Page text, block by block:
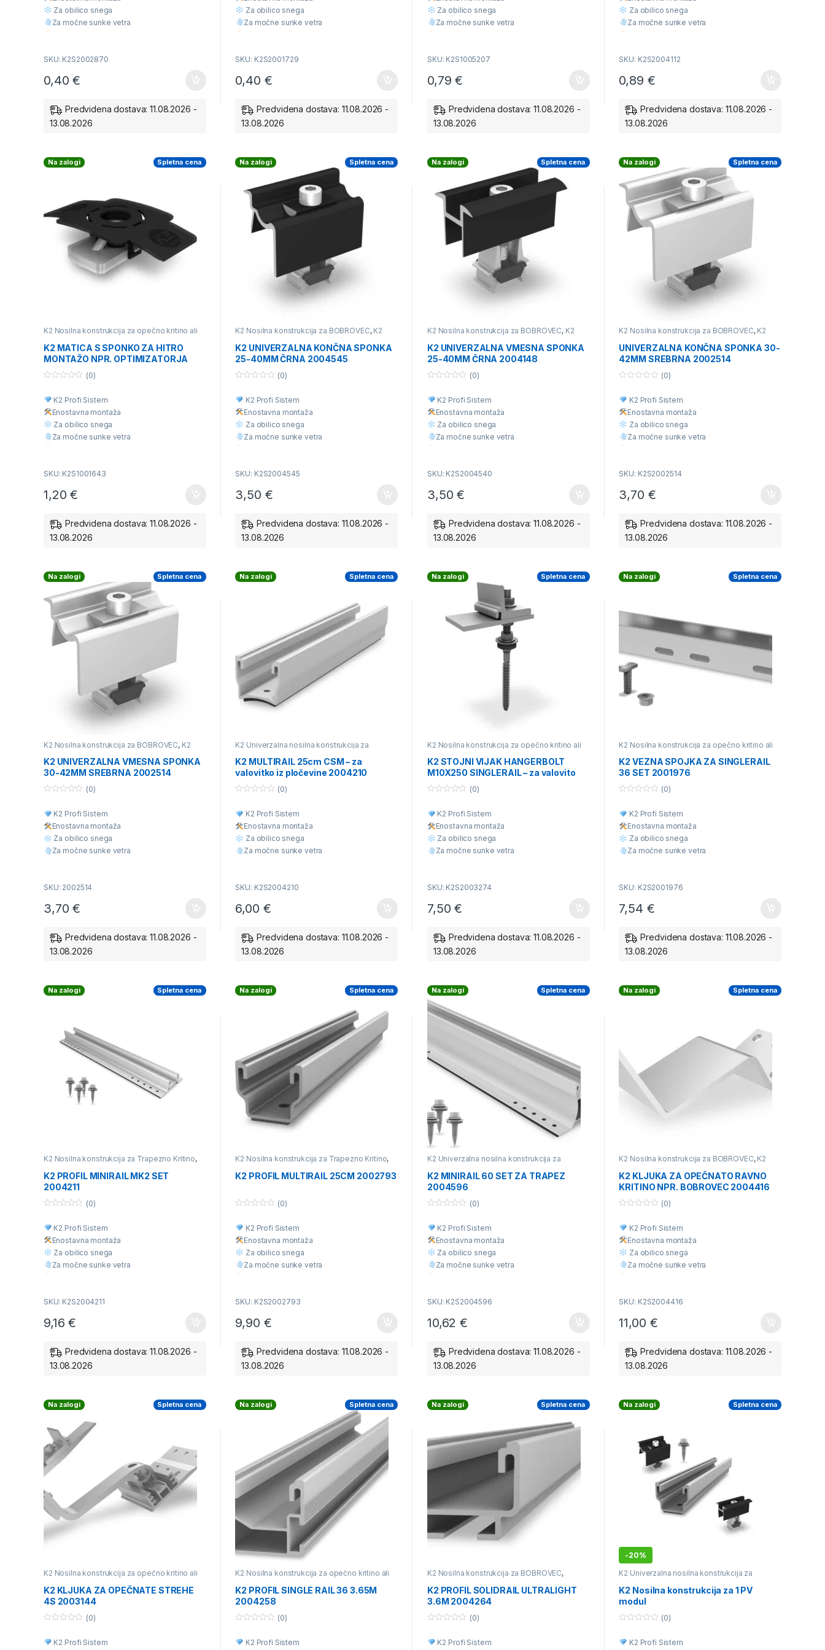
f
5
Za obilico snega
Za močne sunke vetra
SKU: K2S2002870
0,40€
Predvidena dostava: 11.08.2026 -
13.08.2026
f
5
Za obilico snega
Za močne sunke vetra
SKU: K2S2001729
0,40 €
Predvidena dostava: 11.08.2026 -
13.08.2026
f
5
Za obilico snega
Za močne sunke vetra
SKU: K2S1005207
0,79€
Predvidena dostava: 11.08.2026 -
13.08.2026
f
5
Za obilico snega
Za močne sunke vetra
SKU: K2S2004112
0,89 €
Predvidena dostava: 11.08.2026 -
13.08.2026
Na zalogi Spletna cena
K2 Nosilna konstrukcija za opečno kritino ali
K2 Nosilna konstrukcija za
ravne strehe - sika,K2 Nosilna konstrukcija za
valovito kritino,K2 Univerzalna nosilna
konstrukcija za različne vrste kritine,
K2 MATICA S SPONKO ZA HITRO
MONTAŽO NPR. OPTIMIZATORJA
(INOX) 1001643
u
o
f
5
(0)
K2 Profi Sistem
Enostavna montaža
Za obilico snega
Za močne sunke vetra
SKU: K2S1001643
1,20€
Predvidena dostava: 11.08.2026 -
13.08.2026
Na zalogi Spletna cena
K2 Nosilna konstrukcija za BOBROVEC, K2
Nosilna konstrukcija za opečno kritino ali
betonski strešnik K2 Nosilna konstrukcija za
Trapezno Kritino,K2 Nosilna konstrukcija za
valovito kritino,K2 Univerzalna nosilna
Posamezni deli nosilne konstrukcije
K2 UNIVERZALNA KONČNA SPONKA
25-40MM ČRNA 2004545
u
t
o
f
5
(0)
K2 Profi Sistem
Enostavna montaža
Za obilico snega
Za močne sunke vetra
SKU: K2S2004545
3,50 €
Predvidena dostava: 11.08.2026 -
13.08.2026
Na zalogi Spletna cena
K2 Nosilna konstrukcija za BOBROVEC, K2
Nosilna konstrukcija za opečno kritino ali
betonski strešnik ,K2 Nosilna konstrukcija za
Trapezno Kritino,K2 Nosilna konstrukcija za
valovito kritino,K2 Univerzalna nosilna
Posamezni deli nosilne konstrukcije
K2 UNIVERZALNA VMESNA SPONKA
25-40MM ČRNA 2004148
u
o
f
5
(0)
K2 Profi Sistem
Enostavna montaža
Za obilico snega
Za močne sunke vetra
SKU: K2S2004540
3,50€
Predvidena dostava: 11.08.2026 -
13.08.2026
Na zalogi Spletna cena
K2 Nosilna konstrukcija za BOBROVEC, K2
Nosilna konstrukcija za opečno kritino ali
betonski strešnik, K2 Nosilna konstrukcija za
Trapezno Kritino,K2 Nosilna konstrukcija za
valovito kritino,K2 Univerzalna nosilna
Posamezni deli nosilne konstrukcije
UNIVERZALNA KONČNA SPONKA 30-
42MM SREBRNA 2002514
u
t
o
f
5
(0)
K2 Profi Sistem
Enostavna montaža
Za obilico snega
Za močne sunke vetra
SKU: K2S2002514
3,70 €
Predvidena dostava: 11.08.2026 -
13.08.2026
Na zalogi Spletna cena
K2 Nosilna konstrukcija za BOBROVEC, K2
betonski strešnik ,K2 Nosilna konstrukcija za
Trapezno Kritino,K2 Nosilna konstrukcija za
valovito kritino,K2 Univerzalna nosilna
Posamezni deli nosilne konstrukcije
K2 UNIVERZALNA VMESNA SPONKA
30-42MM SREBRNA 2002514
u
o
f
5
(0)
K2 Profi Sistem
Enostavna montaža
Za obilico snega
Za močne sunke vetra
SKU: 2002514
3,70€
Predvidena dostava: 11.08.2026 -
13.08.2026
Na zalogi Spletna cena
K2 Univerzalna nosilna konstrukcija za
konstrukcije
K2 MULTIRAIL 25cm CSM – za
valovitko iz pločevine 2004210
u
o
f
5
(0)
K2 Profi Sistem
Enostavna montaža
Za obilico snega
Za močne sunke vetra
SKU: K2S2004210
6,00 €
Predvidena dostava: 11.08.2026 -
13.08.2026
Na zalogi Spletna cena
K2 Nosilna konstrukcija za opečno kritino ali
valovito kritino,K2 Univerzalna nosilna
konstrukcija za različne vrste kritine,
Posamezni deli nosilne konstrukcije
K2 STOJNI VIJAK HANGERBOLT
M10X250 SINGLERAIL – za valovito
kritino 2003274
u
o
f
5
(0)
K2 Profi Sistem
Enostavna montaža
Za obilico snega
Za močne sunke vetra
SKU: K2S2003274
7,50€
Predvidena dostava: 11.08.2026 -
13.08.2026
Na zalogi Spletna cena
K2 Nosilna konstrukcija za opečno kritino ali
konstrukcije
K2 VEZNA SPOJKA ZA SINGLERAIL
36 SET 2001976
u
o
f
5
(0)
K2 Profi Sistem
Enostavna montaža
Za obilico snega
Za močne sunke vetra
SKU: K2S2001976
7,54 €
Predvidena dostava: 11.08.2026 -
13.08.2026
Na zalogi Spletna cena
K2 Nosilna konstrukcija za Trapezno Kritino,
K2 Univerzalna nosilna konstrukcija za
različne vrste kritine,Posamezni deli nosilne
konstrukcije
K2 PROFIL MINIRAIL MK2 SET
2004211
u
o
f
5
(0)
K2 Profi Sistem
Enostavna montaža
Za obilico snega
Za močne sunke vetra
SKU: K2S2004211
9,16€
Predvidena dostava: 11.08.2026 -
13.08.2026
Na zalogi Spletna cena
K2 Nosilna konstrukcija za Trapezno Kritino,
K2 Univerzalna nosilna konstrukcija za
različne vrste kritine,Posamezni deli nosilne
konstrukcije
K2 PROFIL MULTIRAIL 25CM 2002793
u
t
o
f
5
(0)
K2 Profi Sistem
Enostavna montaža
Za obilico snega
Za močne sunke vetra
SKU: K2S2002793
9,90 €
Predvidena dostava: 11.08.2026 -
13.08.2026
Na zalogi Spletna cena
K2 Univerzalna nosilna konstrukcija za
Posamezni deli nosilne
konstrukcije
K2 MINIRAIL 60 SET ZA TRAPEZ
2004596
u
o
f
5
(0)
K2 Profi Sistem
Enostavna montaža
Za obilico snega
Za močne sunke vetra
SKU: K2S2004596
10,62€
Predvidena dostava: 11.08.2026 -
13.08.2026
Na zalogi Spletna cena
K2 Nosilna konstrukcija za BOBROVEC, K2
Nosilna konstrukcija za opečno kritino ali
betonski strešnik, Posamezni deli nosilne
konstrukcije
K2 KLJUKA ZA OPEČNATO RAVNO
KRITINO NPR. BOBROVEC 2004416
u
t
o
f
5
(0)
K2 Profi Sistem
Enostavna montaža
Za obilico snega
Za močne sunke vetra
SKU: K2S2004416
11,00 €
Predvidena dostava: 11.08.2026 -
13.08.2026
Na zalogi Spletna cena
K2 Nosilna konstrukcija za opečno kritino ali
Posamezni deli nosilne
konstrukcije
K2 KLJUKA ZA OPEČNATE STREHE
4S 2003144
u
(0)
K2 Profi Sistem
Na zalogi Spletna cena
K2 Nosilna konstrukcija za opečno kritino ali
K2 Nosilna konstrukcija za
valovito kritino,Posamezni deli nosilne
konstrukcije
K2 PROFIL SINGLE RAIL 36 3.65M
2004258
u
(0)
K2 Profi Sistem
Na zalogi Spletna cena
K2 Nosilna konstrukcija za BOBROVEC,
Posamezni deli nosilne konstrukcije
K2 PROFIL SOLIDRAIL ULTRALIGHT
3.6M 2004264
u
(0)
K2 Profi Sistem
Na zalogi
-20%
Spletna cena
K2 Univerzalna nosilna konstrukcija za
K2 Nosilna konstrukcija za 1 PV
modul
u
(0)
K2 Profi Sistem